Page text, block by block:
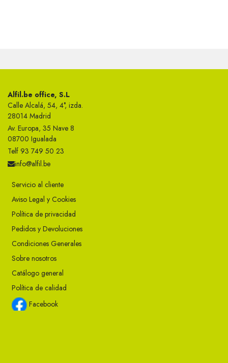
Alfil.be office, S.L
Calle Alcalá, 54, 4°, izda.
28014 Madrid
Av. Europa, 35 Nave 8
08700 Igualada
Telf 93 749 50 23
info@alfil.be
Servicio al cliente
Aviso Legal y Cookies
Política de privacidad
Pedidos y Devoluciones
Condiciones Generales
Sobre nosotros
Catálogo general
Política de calidad
Facebook